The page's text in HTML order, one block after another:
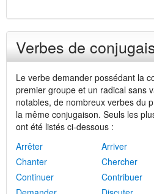
Verbes de
Le verbe demander possédant la
premier groupe et un radical sans
notables, de nombreux verbes du
la même conjugaison. Seuls les
ont été listés ci-dessous :
Arrêter
Arriver
Chanter
Chercher
Continuer
Contribuer